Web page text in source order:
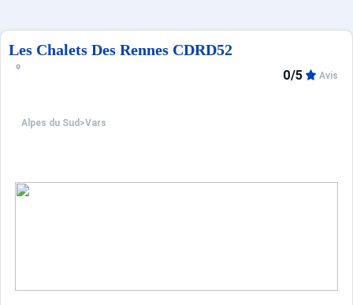
Les Chalets Des Rennes CDRD52
Alpes du Sud >Vars
0/5 Avis